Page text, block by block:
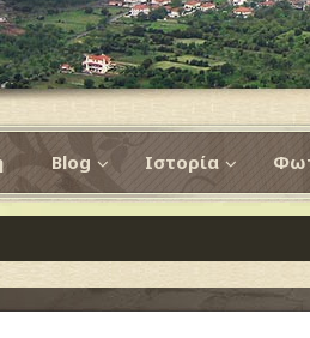
Blog Ιστορία